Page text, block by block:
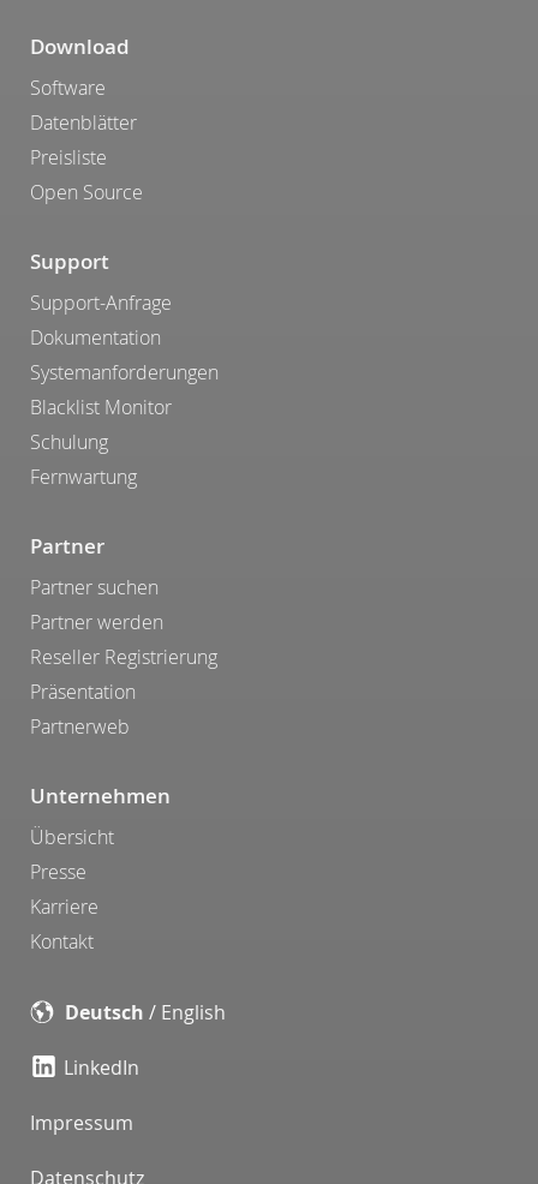
Download
Software
Datenblätter
Preisliste
Open Source
Support
Support-Anfrage
Dokumentation
Systemanforderungen
Blacklist Monitor
Schulung
Fernwartung
Partner
Partner suchen
Partner werden
Reseller Registrierung
Präsentation
Partnerweb
Unternehmen
Übersicht
Presse
Karriere
Kontakt
Deutsch / English
LinkedIn
Impressum
Datenschutz